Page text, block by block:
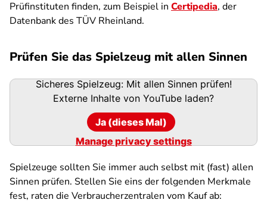
Prüfinstituten finden, zum Beispiel in Certipedia, der
Datenbank des TÜV Rheinland.
Prüfen Sie das Spielzeug mit allen Sinnen
Sicheres Spielzeug: Mit allen Sinnen prüfen!
Externe Inhalte von YouTube laden?
Ja (dieses Mal)
Manage privacy settings
Spielzeuge sollten Sie immer auch selbst mit (fast) allen
Sinnen prüfen. Stellen Sie eins der folgenden Merkmale
fest, raten die Verbraucherzentralen vom Kauf ab: